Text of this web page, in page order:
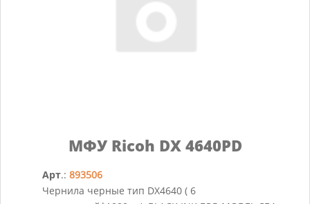
МФУ Ricoh DX 4640PD
Арт.: 893506
Чернила черные тип DX4640 ( 6